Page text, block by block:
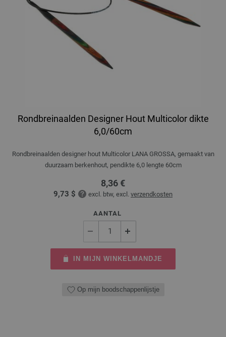
Rondbreinaalden Designer Hout Multicolor dikte
6,0/60cm
Rondbreinaalden designer hout Multicolor LANA GROSSA, gemaakt van
duurzaam berkenhout, pendikte 6,0 lengte 60cm
8,36 €
9,73 $ excl. btw, excl. verzendkosten
AANTAL
IN MIJN WINKELMANDJE
Op mijn boodschappenlijstje